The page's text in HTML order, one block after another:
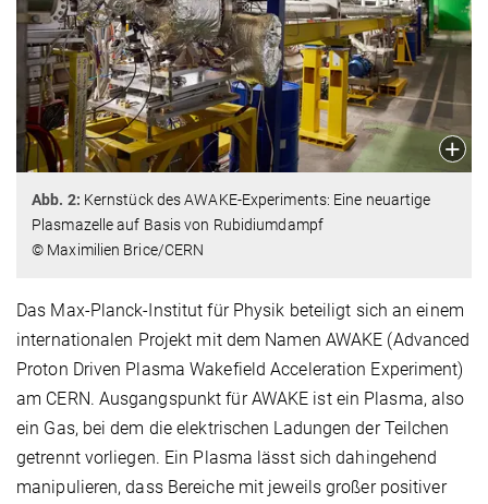
Abb. 2: Kernstück des AWAKE-Experiments: Eine neuartige
Plasmazelle auf Basis von Rubidiumdampf
© Maximilien Brice/CERN
Das Max-Planck-Institut für Physik beteiligt sich an einem
internationalen Projekt mit dem Namen AWAKE (Advanced
Proton Driven Plasma Wakefield Acceleration Experiment)
am CERN. Ausgangspunkt für AWAKE ist ein Plasma, also
ein Gas, bei dem die elektrischen Ladungen der Teilchen
getrennt vorliegen. Ein Plasma lässt sich dahingehend
manipulieren, dass Bereiche mit jeweils großer positiver